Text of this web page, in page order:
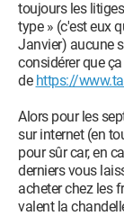
toujours les
type » (c'est eux
Janvier) aucune
considérer que
de https://
Alors pour les
sur internet (en
pour sûr car, en
derniers vous
acheter chez les
valent la